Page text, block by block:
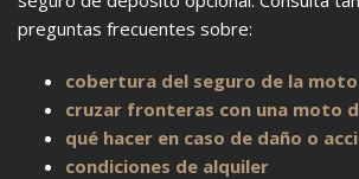
preguntas frecuentes sobre:
cobertura del seguro de la moto
cruzar fronteras con una moto
qué hacer en caso de daño o
condiciones de alquiler